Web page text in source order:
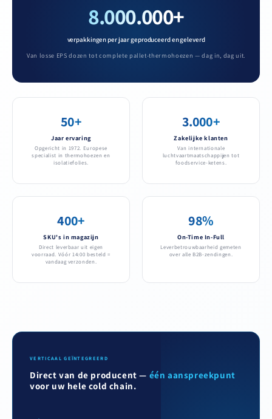
8.000.000+
verpakkingen per jaar geproduceerd en geleverd
Van losse EPS dozen tot complete pallet-thermohoezen — dag in, dag uit.
50+
Jaar ervaring
Opgericht in 1972. Europese
specialist in thermohoezen en
isolatiefolies.
3.000+
Zakelijke klanten
Van internationale
luchtvaartmaatschappijen tot
foodservice-ketens.
400+
SKU's in magazijn
Direct leverbaar uit eigen
voorraad. Vóór 14:00 besteld =
vandaag verzonden.
98%
On-Time In-Full
Leverbetrouwbaarheid gemeten
over alle B2B-zendingen.
VERTICAAL GEÏNTEGREERD
Direct van de producent — één aanspreekpunt
voor uw hele cold chain.